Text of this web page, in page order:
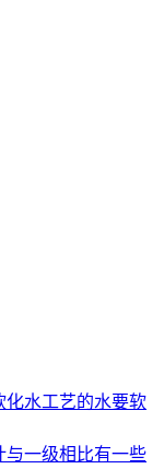
化水工艺的水要软
与一级相比有一些